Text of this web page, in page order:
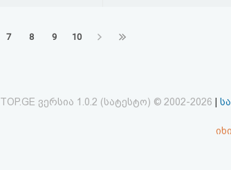
7 8 9 10
TOP.GE ვერსია 1.0.2 (სატესტო) © 2002-2026